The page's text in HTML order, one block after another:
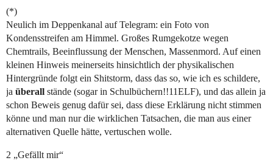
(*)
Neulich im Deppenkanal auf Telegram: ein Foto von
Kondensstreifen am Himmel. Großes Rumgekotze wegen
Chemtrails, Beeinflussung der Menschen, Massenmord. Auf einen
kleinen Hinweis meinerseits hinsichtlich der physikalischen
Hintergründe folgt ein Shitstorm, dass das so, wie ich es schildere,
ja überall stände (sogar in Schulbüchern!!11ELF), und das allein ja
schon Beweis genug dafür sei, dass diese Erklärung nicht stimmen
könne und man nur die wirklichen Tatsachen, die man aus einer
alternativen Quelle hätte, vertuschen wolle.
2 „Gefällt mir“